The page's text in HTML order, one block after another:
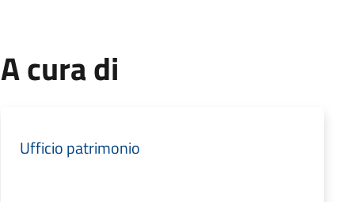
A cura di
Ufficio patrimonio